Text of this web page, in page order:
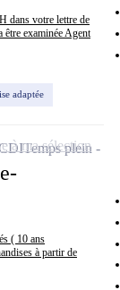
dans votre lettre de
examinée Agent
adaptée
( 10 ans
à partir de
Temps plein
à ma sélection